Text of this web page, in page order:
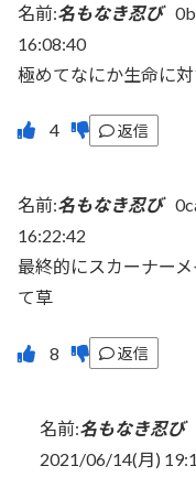
名前:名もなき忍び
16:08:40
極めてなにか生命に
返信
名前:名もなき忍び
16:22:42
最終的にスカーナー
て草
返信
名前:名もなき忍び
2021/06/14(月)